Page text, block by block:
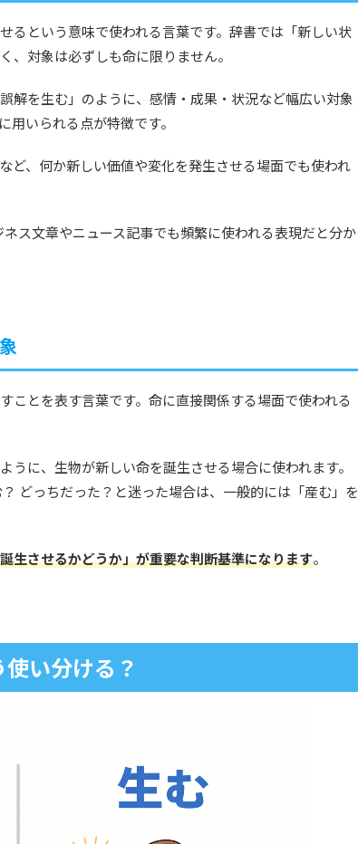
るという意味で使われる言葉です。辞書では「新しい状
、対象は必ずしも命に限りません。
解を生む」のように、感情・成果・状況など幅広い対象
用いられる点が特徴です。
ど、何か新しい価値や変化を発生させる場面でも使われ
ス文章やニュース記事でも頻繁に使われる表現だと分か
ことを表す言葉です。命に直接関係する場面で使われる
に、生物が新しい命を誕生させる場合に使われます。
どっちだった？と迷った場合は、一般的には「産む」を
生させるかどうか」が重要な判断基準になります。
使い分ける？